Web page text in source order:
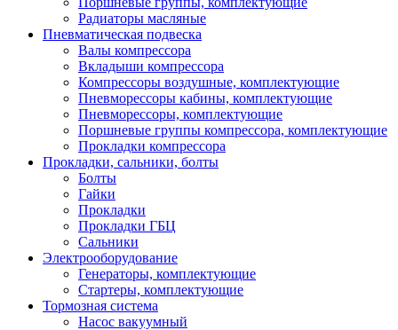
Радиаторы масляные
Пневматическая подвеска
Валы компрессора
Вкладыши компрессора
Компрессоры воздушные, комплектующие
Пневморессоры кабины, комплектующие
Пневморессоры, комплектующие
Поршневые группы компрессора, комплектующие
Прокладки компрессора
Прокладки, сальники, болты
Болты
Гайки
Прокладки
Прокладки ГБЦ
Сальники
Электрооборудование
Генераторы, комплектующие
Стартеры, комплектующие
Тормозная система
Насос вакуумный